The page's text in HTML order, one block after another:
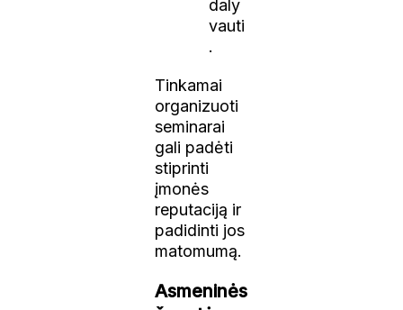
daly
vauti
.
Tinkamai
organizuoti
seminarai
gali padėti
stiprinti
įmonės
reputaciją ir
padidinti jos
matomumą.
Asmeninės